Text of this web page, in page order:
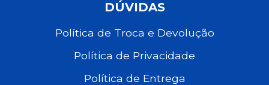
DÚVIDAS
Política de Troca e Devolução
Política de Privacidade
Política de Entrega